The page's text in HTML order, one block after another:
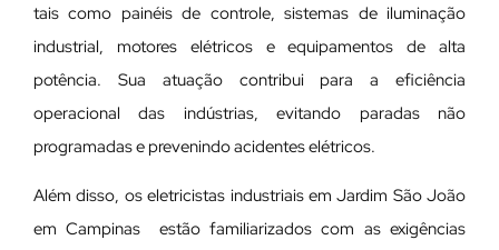
tais como painéis de controle, sistemas de iluminação
industrial, motores elétricos e equipamentos de alta
potência. Sua atuação contribui para a eficiência
operacional das indústrias, evitando paradas não
programadas e prevenindo acidentes elétricos.
Além disso, os eletricistas industriais em Jardim São João
em Campinas estão familiarizados com as exigências